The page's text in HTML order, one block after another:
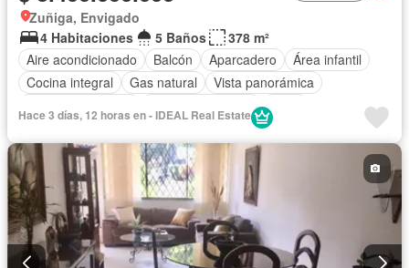
Zuñiga, Envigado
4 Habitaciones
5 Baños
378 m²
Aire acondicionado
Balcón Aparcadero
Área infantil
Cocina integral
Gas natural
Vista panorámica
Hace 3 días, 12 horas en - IDEAL Real Estate